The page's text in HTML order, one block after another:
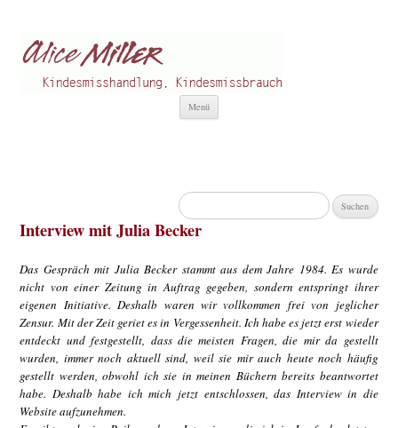
Menü
Suchen
nach:
Interview mit Julia Becker
Das Gespräch mit Julia Becker stammt aus dem Jahre 1984. Es wurde
nicht von einer Zeitung in Auftrag gegeben, sondern entspringt ihrer
eigenen Initiative. Deshalb waren wir vollkommen frei von jeglicher
Zensur. Mit der Zeit geriet es in Vergessenheit. Ich habe es jetzt erst wieder
entdeckt und festgestellt, dass die meisten Fragen, die mir da gestellt
wurden, immer noch aktuell sind, weil sie mir auch heute noch häufig
gestellt werden, obwohl ich sie in meinen Büchern bereits beantwortet
habe. Deshalb habe ich mich jetzt entschlossen, das Interview in die
Website aufzunehmen.